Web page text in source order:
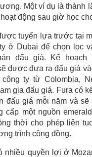
Một ví dụ là thành
động sau giờ học
tuyển lựa trước tại
ở Dubai để chọn lọc
đấu giá. Kế hoạch
được đưa ra đấu giá
ty từ Colombia,
gia đấu giá. Fura có
đấu giá mỗi năm và sẽ
cấp một nguồn
thời cho phép liên
trình cộng đồng.
nhiều quyền lợi ở